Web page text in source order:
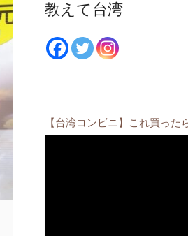
教えて台湾
【台湾コンビニ】これ買っ